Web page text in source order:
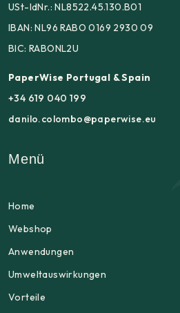
USt-IdNr.: NL8522.45.130.B01
IBAN: NL96 RABO 0169 2930 09
BIC: RABONL2U
PaperWise Portugal & Spain
+34 619 040 199
danilo.colombo@paperwise.eu
Menü
Home
Webshop
Anwendungen
Umweltauswirkungen
Vorteile